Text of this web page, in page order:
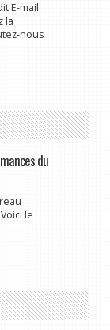
E-mail
la
nous
du
le